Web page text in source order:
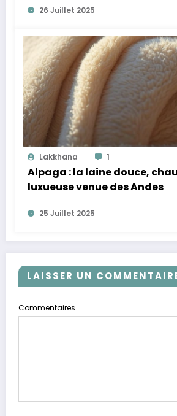
26 Juillet 2025
Lakkhana 1
Alpaga : la laine douce,
luxueuse venue des Andes
25 Juillet 2025
LAISSER UN
Commentaires